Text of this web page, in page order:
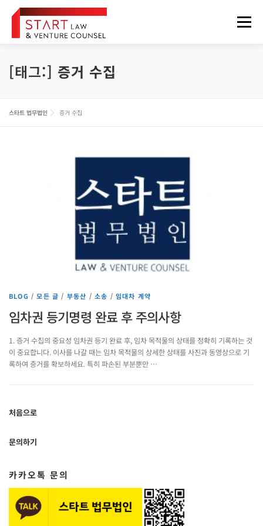
메뉴
법무법인 소개 업무분야
정보게시판 FOREIGNER
[태그:] 증거 수집
스타트 법무법인 증거 수집
BLOG /모든 글 / 부동산 /소송 /임대차 계약
임차권 등기명령 완료 후 주의사항
1. 증거 수집의 중요성 임차권 등기 완료 후, 임차 목적물의 상태를 정확히 기록하는 것
이 중요합니다. 이사를 나갈 때는 임차 목적물의 상세한 상태를 사진과 동영상으로 기
록하여 증거를 확보하세요. 특히 파손된 부분뿐만 …
처음으로
문의하기
카카오톡 문의